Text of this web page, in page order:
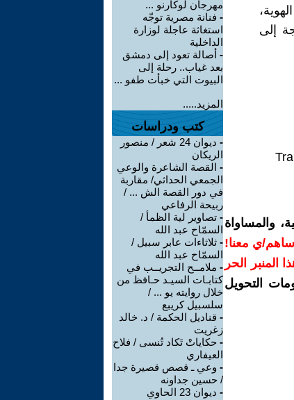
إلى
والمساواة
ساهم/ي معنا!
المنبر الحر
التحويل
مهرجان لوكارنو ...
- فنانة مصرية توجّه
استغاثة عاجلة لوزارة
الداخلية
- أصالة تعود إلى دمشق
بعد غياب.. رحلة إلى
البيوت التي خبأت طفو ...
المزيد.....
كتب ودراسات
-
ديوان 24 شعر / منصور
الريكان
- القصة الشاعرة والوعي
الجمعي الحداثي/ مقاربة
في دور القصة الش ... /
ربيحة الرفاعي
- تصاوير لية الظمأ /
السمّاح عبد الله
- ثلاثاءات عابر سبيل /
السمّاح عبد الله
- ملامــح التجريــب في
كتابـات السيـد حـافظ من
خلال روايته يو ... /
سلسبيل كريبع
- قناديل الحكمة / د. خالد
زغريت
- حكاياتْ تَكاد تُنسى / فلاح
العيفاري
- وعي ـ قصص قصيرة جدا
/ حسين جداونه
-
ديوان 23 الحاوي